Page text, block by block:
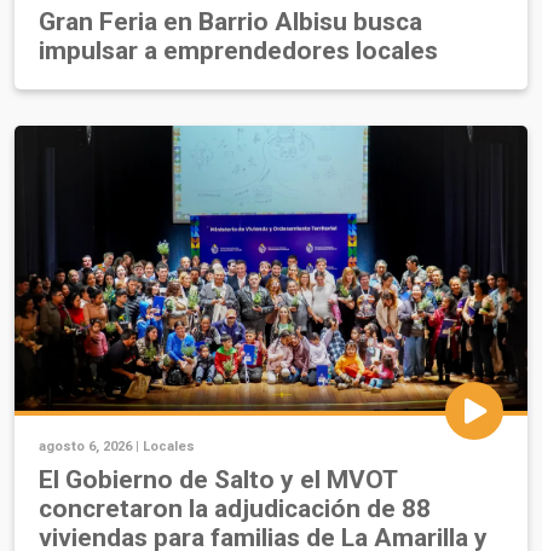
Gran Feria en Barrio Albisu busca
impulsar a emprendedores locales
agosto 6, 2026 | Locales
El Gobierno de Salto y el MVOT
concretaron la adjudicación de 88
viviendas para familias de La Amarilla y